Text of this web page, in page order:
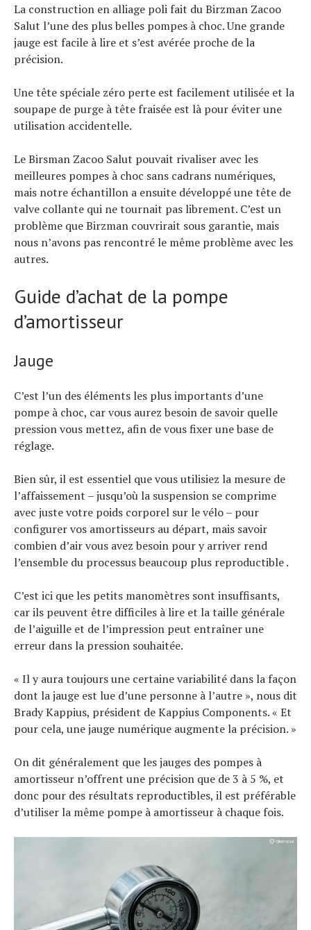
La construction en alliage poli fait du Birzman Zacoo
Salut l’une des plus belles pompes à choc. Une grande
jauge est facile à lire et s’est avérée proche de la
précision.
Une tête spéciale zéro perte est facilement utilisée et la
soupape de purge à tête fraisée est là pour éviter une
utilisation accidentelle.
Le Birsman Zacoo Salut pouvait rivaliser avec les
meilleures pompes à choc sans cadrans numériques,
mais notre échantillon a ensuite développé une tête de
valve collante qui ne tournait pas librement. C’est un
problème que Birzman couvrirait sous garantie, mais
nous n’avons pas rencontré le même problème avec les
autres.
Guide d’achat de la pompe
d’amortisseur
Jauge
C’est l’un des éléments les plus importants d’une
pompe à choc, car vous aurez besoin de savoir quelle
pression vous mettez, afin de vous fixer une base de
réglage.
Bien sûr, il est essentiel que vous utilisiez la mesure de
l’affaissement – jusqu’où la suspension se comprime
avec juste votre poids corporel sur le vélo – pour
configurer vos amortisseurs au départ, mais savoir
combien d’air vous avez besoin pour y arriver rend
l’ensemble du processus beaucoup plus reproductible .
C’est ici que les petits manomètres sont insuffisants,
car ils peuvent être difficiles à lire et la taille générale
de l’aiguille et de l’impression peut entraîner une
erreur dans la pression souhaitée.
« Il y aura toujours une certaine variabilité dans la façon
dont la jauge est lue d’une personne à l’autre », nous dit
Brady Kappius, président de Kappius Components. « Et
pour cela, une jauge numérique augmente la précision. »
On dit généralement que les jauges des pompes à
amortisseur n’offrent une précision que de 3 à 5 %, et
donc pour des résultats reproductibles, il est préférable
d’utiliser la même pompe à amortisseur à chaque fois.